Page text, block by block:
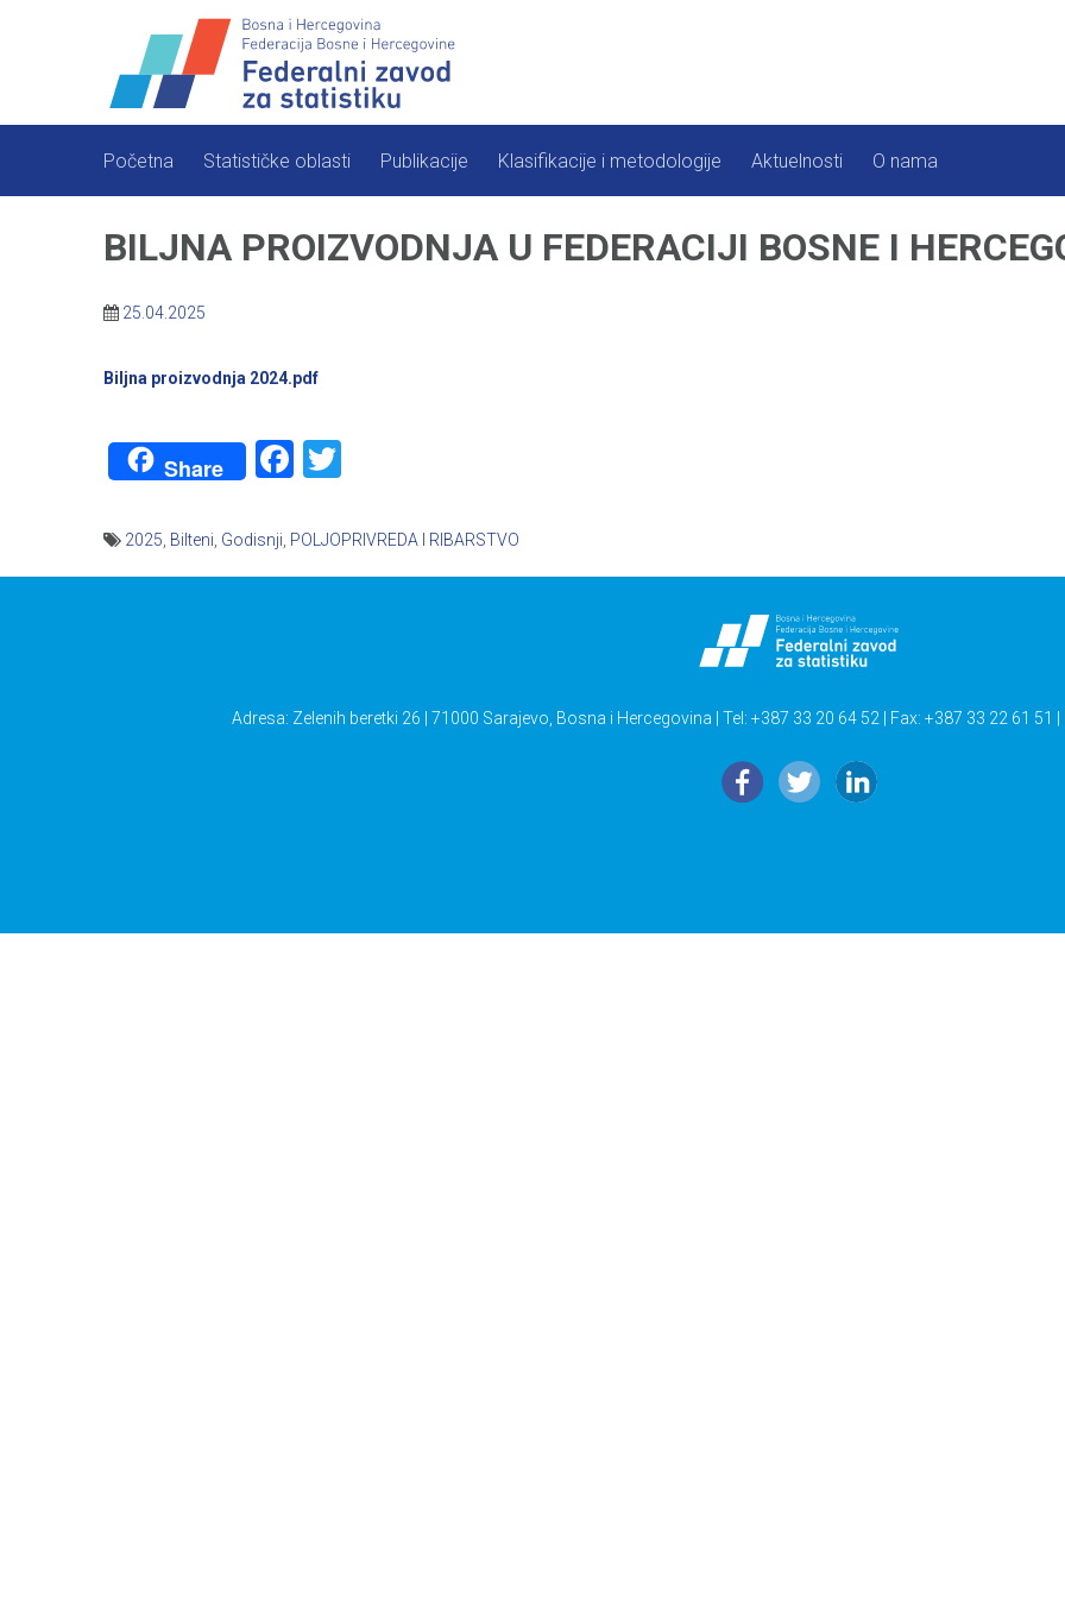
Početna Statističke oblasti Publikacije Klasifikacije i metodologije Aktuelnosti O nama
BILJNA PROIZVODNJA U FEDERACIJI BOSNE I
25.04.2025
Biljna proizvodnja 2024.pdf
Share Facebook
2025 Bilteni Godisnji POLJOPRIVREDA I RIBARSTVO
Adresa: Zelenih beretki 26 | 71000 Sarajevo, Bosna i Hercegovina | Tel: +387 33 20 64 52 | Fax: +387 33 22 61 51 |